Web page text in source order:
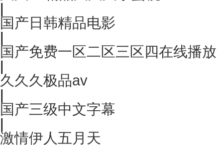
|
国产日韩精品电影
|
国产免费一区二区三区四在线播放
|
久久久极品av
|
国产三级中文字幕
|
激情伊人五月天